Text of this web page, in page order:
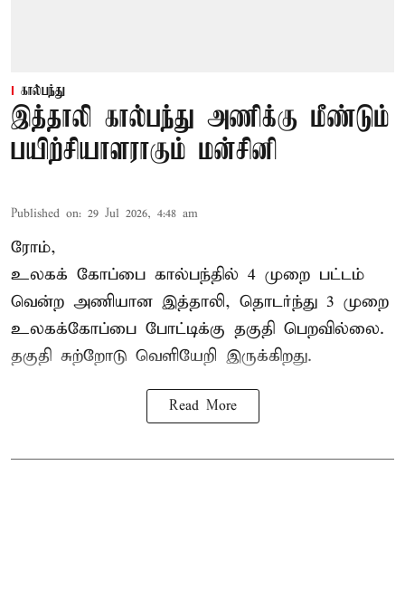
கால்பந்து
இத்தாலி கால்பந்து அணிக்கு மீண்டும்
பயிற்சியாளராகும் மன்சினி
Published on: 29 Jul 2026, 4:48 am
ரோம்,
உலகக் கோப்பை கால்பந்தில் 4 முறை பட்டம்
வென்ற அணியான இத்தாலி, தொடர்ந்து 3 முறை
உலகக்கோப்பை போட்டிக்கு தகுதி பெறவில்லை.
தகுதி சுற்றோடு வெளியேறி இருக்கிறது.
Read More